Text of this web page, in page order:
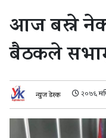
आज बस्ने
बैठकले
न्युज डेस्क २०७६